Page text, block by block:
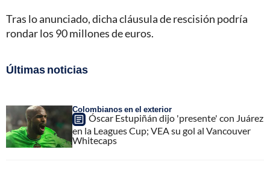
Tras lo anunciado, dicha cláusula de rescisión podría
rondar los 90 millones de euros.
Últimas noticias
Colombianos en el exterior
Óscar Estupiñán dijo 'presente' con Juárez
en la Leagues Cup; VEA su gol al Vancouver
Whitecaps